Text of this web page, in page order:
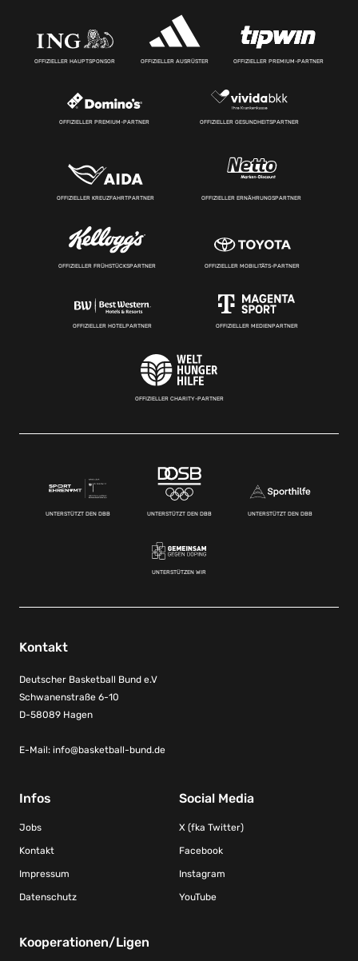
OFFIZIELLER HAUPTSPONSOR OFFIZIELLER AUSRÜSTER OFFIZIELLER PREMIUM-PARTNER
OFFIZIELLER PREMIUM-PARTNER OFFIZIELLER GESUNDHEITSPARTNER
OFFIZIELLER KREUZFAHRTPARTNER OFFIZIELLER ERNÄHRUNGSPARTNER
OFFIZIELLER FRÜHSTÜCKSPARTNER OFFIZIELLER MOBILITÄTS-PARTNER
OFFIZIELLER HOTELPARTNER OFFIZIELLER MEDIENPARTNER
OFFIZIELLER CHARITY-PARTNER
UNTERSTÜTZT DEN DBB UNTERSTÜTZT DEN DBB UNTERSTÜTZT DEN DBB
UNTERSTÜTZEN WIR
Kontakt
Deutscher Basketball Bund e.V
Schwanenstraße 6-10
D-58089 Hagen
E-Mail: info@basketball-bund.de
Infos
Jobs
Kontakt
Impressum
Datenschutz
Social Media
X (fka Twitter)
Facebook
Instagram
YouTube
Kooperationen/Ligen